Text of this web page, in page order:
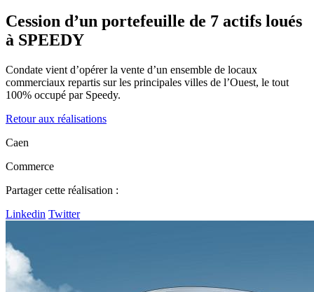
Cession d’un portefeuille de 7 actifs loués
à SPEEDY
Condate vient d’opérer la vente d’un ensemble de locaux
commerciaux repartis sur les principales villes de l’Ouest, le tout
100% occupé par Speedy.
Retour aux réalisations
Caen
Commerce
Partager cette réalisation :
Linkedin Twitter